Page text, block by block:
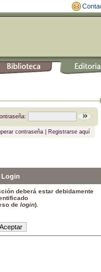
contraseña Registrarse aquí
Login
deberá estar debidamente
de login).